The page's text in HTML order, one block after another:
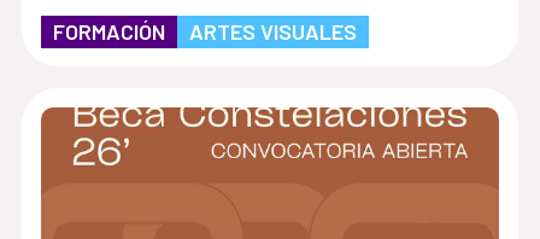
FORMACIÓN ARTES VISUALES